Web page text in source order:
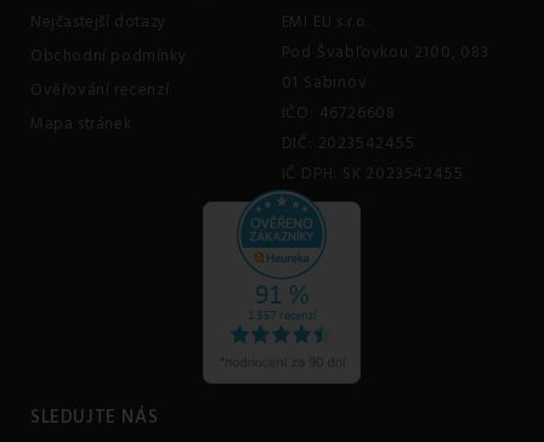
Nejčastejší dotazy
Obchodní podmínky
Ověřování recenzí
Mapa stránek
EMI EU s.r.o.
Pod Švabľovkou 2100, 083
01 Sabinov
IČO: 46726608
DIČ: 2023542455
IČ DPH: SK 2023542455
SLEDUJTE NÁS